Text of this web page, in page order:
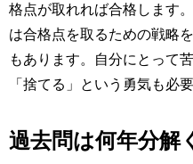
格点が取れれば合格します
は合格点を取るための戦略
もあります。自分にとって
「捨てる」という勇気も必要
過去問は何年分解